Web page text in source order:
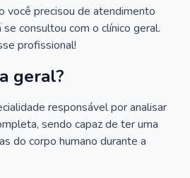
você precisou de atendimento
consultou com o clínico geral.
profissional!
geral?
responsável por analisar
sendo capaz de ter uma
do corpo humano durante a